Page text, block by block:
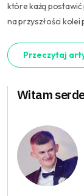
które każą postawić
na przyszłości kolei
Przeczytaj
Witam